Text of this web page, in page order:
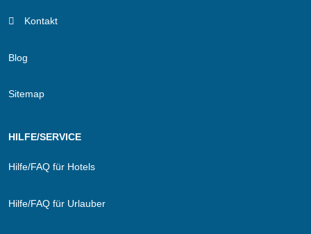
Kontakt
Blog
Sitemap
HILFE/SERVICE
Hilfe/FAQ für Hotels
Hilfe/FAQ für Urlauber